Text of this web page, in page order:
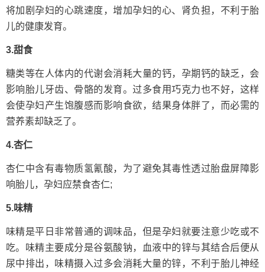
将加剧孕妇的心跳速度，增加孕妇的心、肾负担，不利于胎
儿的健康发育。
3.甜食
糖类等在人体内的代谢会消耗大量的钙，孕期钙的缺乏，会
影响胎儿牙齿、骨骼的发育。过多食用巧克力也不好，这样
会使孕妇产生饱腹感而影响食欲，结果身体胖了，而必需的
营养素却缺乏了。
4.杏仁
杏仁中含有毒物质氢氰酸，为了避免其毒性透过胎盘屏障影
响胎儿，孕妇应禁食杏仁;
5.味精
味精是平日非常普通的调味品，但是孕妇就要注意少吃或不
吃。味精主要成分是谷氨酸钠，血液中的锌与其结合后便从
尿中排出，味精摄入过多会消耗大量的锌，不利于胎儿神经